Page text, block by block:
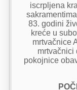
iscrpljena
83. godini
kreće u
mrtvačnice
mrtvačnici
pokojnice